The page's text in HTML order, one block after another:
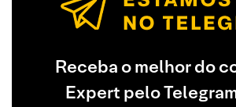
Receba o melhor do
Expert pelo